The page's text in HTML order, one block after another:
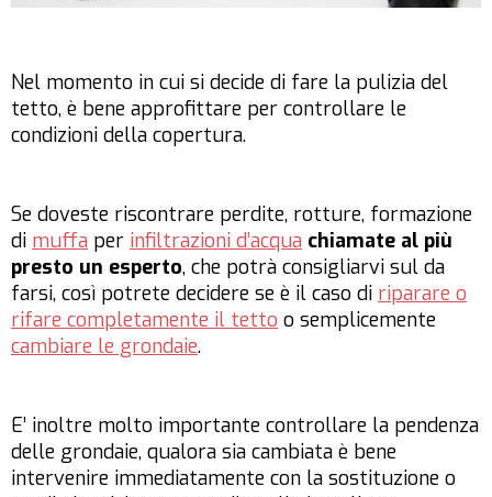
Nel momento in cui si decide di fare la pulizia del
tetto, è bene approfittare per controllare le
condizioni della copertura.
Se doveste riscontrare perdite, rotture, formazione
di muffa per infiltrazioni d’acqua chiamate al più
presto un esperto, che potrà consigliarvi sul da
farsi, così potrete decidere se è il caso di riparare o
rifare completamente il tetto o semplicemente
cambiare le grondaie.
E’ inoltre molto importante controllare la pendenza
delle grondaie, qualora sia cambiata è bene
intervenire immediatamente con la sostituzione o